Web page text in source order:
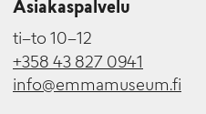
Asiakaspalvelu
ti–to 10–12
+358 43 827 0941
info@emmamuseum.fi